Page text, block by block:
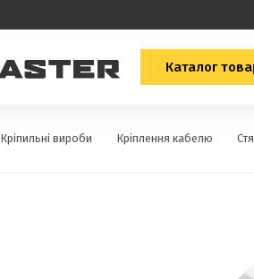
Каталог
Кріпильні вироби Кріплення кабелю